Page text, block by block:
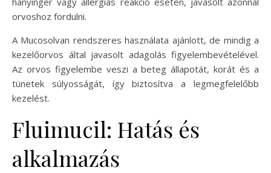
orvoshoz fordulni.
A Mucosolvan rendszeres használata ajánlott, de mindig a
kezelőorvos által javasolt adagolás figyelembevételével.
Az orvos figyelembe veszi a beteg állapotát, korát és a
tünetek súlyosságát, így biztosítva a legmegfelelőbb
kezelést.
Fluimucil: Hatás és
alkalmazás